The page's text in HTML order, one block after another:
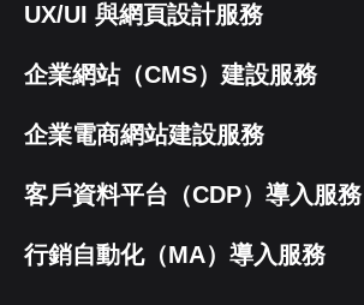
UX/UI 與網頁設計服務
企業網站（CMS）建設服務
企業電商網站建設服務
客戶資料平台（CDP）導入服務
行銷自動化（MA）導入服務